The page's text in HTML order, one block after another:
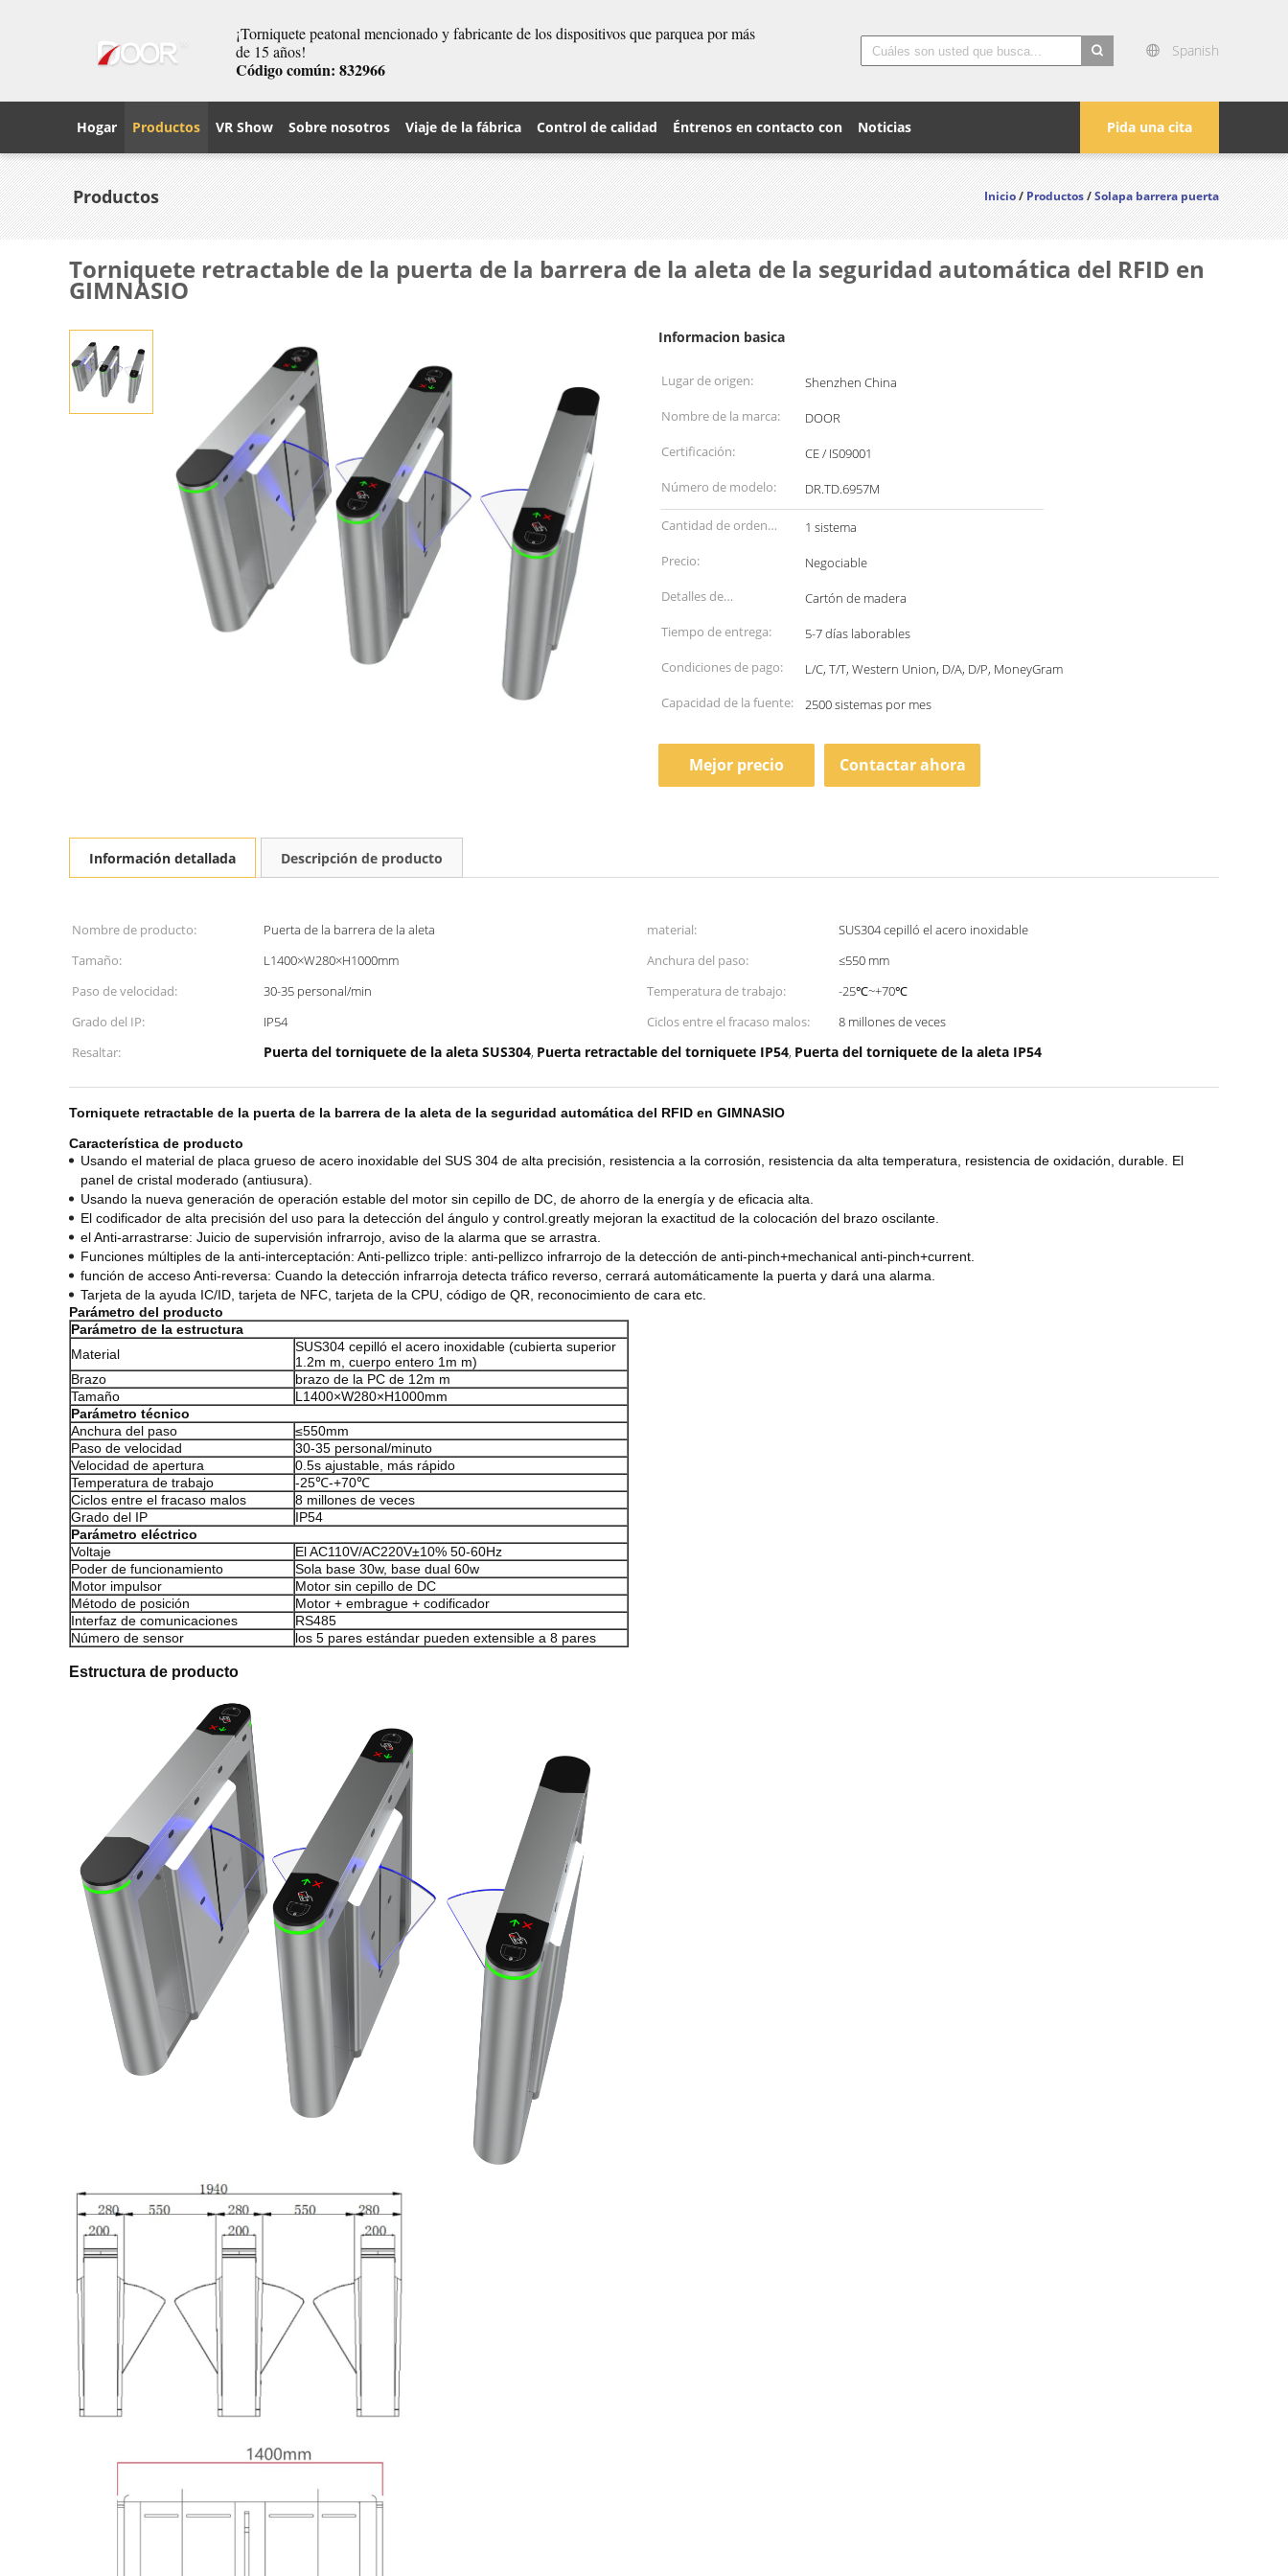
¡Torniquete peatonal mencionado y fabricante de los dispositivos que parquea por más
de 15 años!
Código común: 832966
Spanish
Pida una cita
Hogar Productos VR Show Sobre nosotros Viaje de la fábrica Control de calidad Éntrenos en contacto con Noticias
Productos Inicio/Productos/Solapa barrera puerta
Torniquete retractable de la puerta de la barrera de la aleta de la seguridad automática del RFID en
GIMNASIO
Informacion basica
Lugar de origen:
Shenzhen China
Nombre de la marca:
DOOR
Certificación:
CE / IS09001
Número de modelo:
DR.TD.6957M
Cantidad de orden
mínima:
1 sistema
Precio:
Negociable
Detalles de
empaquetado:
Cartón de madera
Tiempo de entrega:
5-7 días laborables
Condiciones de pago:
L/C, T/T, Western Union, D/A, D/P, MoneyGram
Capacidad de la fuente:
2500 sistemas por mes
Mejor precio Contactar ahora
Información detallada Descripción de producto
Nombre de producto: Puerta de la barrera de la aleta material:
SUS304 cepilló el acero inoxidable
Tamaño:
L1400×W280×H1000mm Anchura del paso:
≤550 mm
Paso de velocidad:
30-35 personal/min Temperatura de trabajo:
-25℃~+70℃
Grado del IP:
IP54 Ciclos entre el fracaso malos:
8 millones de veces
Resaltar:
Puerta del torniquete de la aleta SUS304, Puerta retractable del torniquete IP54, Puerta del torniquete de la aleta IP54
Torniquete retractable de la puerta de la barrera de la aleta de la seguridad automática del RFID en GIMNASIO
Característica de producto
Usando el material de placa grueso de acero inoxidable del SUS 304 de alta precisión, resistencia a la corrosión, resistencia da alta temperatura, resistencia de oxidación, durable. El
panel de cristal moderado (antiusura).
Usando la nueva generación de operación estable del motor sin cepillo de DC, de ahorro de la energía y de eficacia alta.
El codificador de alta precisión del uso para la detección del ángulo y control.greatly mejoran la exactitud de la colocación del brazo oscilante.
el Anti-arrastrarse: Juicio de supervisión infrarrojo, aviso de la alarma que se arrastra.
Funciones múltiples de la anti-interceptación: Anti-pellizco triple: anti-pellizco infrarrojo de la detección de anti-pinch+mechanical anti-pinch+current.
función de acceso Anti-reversa: Cuando la detección infrarroja detecta tráfico reverso, cerrará automáticamente la puerta y dará una alarma.
Tarjeta de la ayuda IC/ID, tarjeta de NFC, tarjeta de la CPU, código de QR, reconocimiento de cara etc.
Parámetro del producto
Parámetro de la estructura
Material
SUS304 cepilló el acero inoxidable (cubierta superior
1.2m m, cuerpo entero 1m m)
Brazo
brazo de la PC de 12m m
Tamaño
L1400×W280×H1000mm
Parámetro técnico
Anchura del paso
≤550mm
Paso de velocidad
30-35 personal/minuto
Velocidad de apertura
0.5s ajustable, más rápido
Temperatura de trabajo
-25℃-+70℃
Ciclos entre el fracaso malos
8 millones de veces
Grado del IP
IP54
Parámetro eléctrico
Voltaje
El AC110V/AC220V±10% 50-60Hz
Poder de funcionamiento
Sola base 30w, base dual 60w
Motor impulsor
Motor sin cepillo de DC
Método de posición
Motor + embrague + codificador
Interfaz de comunicaciones
RS485
Número de sensor
los 5 pares estándar pueden extensible a 8 pares
Estructura de producto